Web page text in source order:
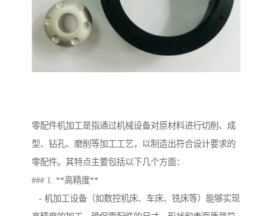
零配件机加工是指通过机械设备对原材料进行切削、成
型、钻孔、磨削等加工工艺，以制造出符合设计要求的
零配件。其特点主要包括以下几个方面：
### 1. **高精度**
- 机加工设备（如数控机床、车床、铣床等）能够实现